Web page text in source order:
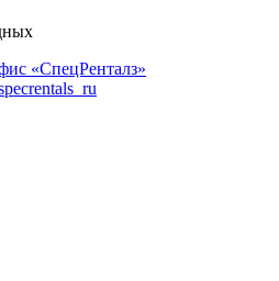
«СпецРенталз»